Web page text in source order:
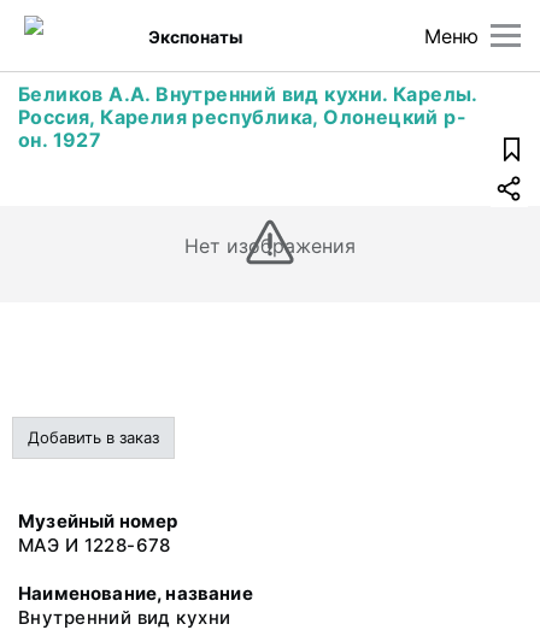
Меню
Экспонаты
Беликов А.А. Внутренний вид кухни. Карелы.
Россия, Карелия республика, Олонецкий р-
он. 1927
Нет изображения
Добавить в заказ
Музейный номер
МАЭ И 1228-678
Наименование, название
Внутренний вид кухни